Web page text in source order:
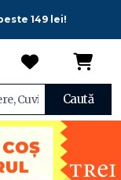
149 lei!
Caută